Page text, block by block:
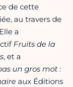
de cette
au travers de
a
Fruits de la
, et a
un gros mot :
aux Éditions